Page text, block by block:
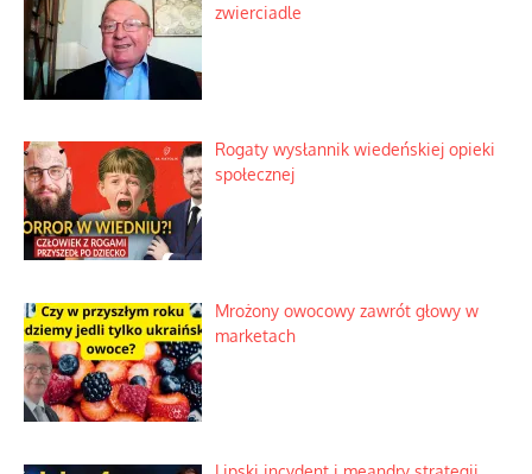
zwierciadle
Rogaty wysłannik wiedeńskiej opieki
społecznej
Mrożony owocowy zawrót głowy w
marketach